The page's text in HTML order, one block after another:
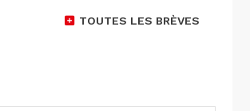
TOUTES LES BRÈVES